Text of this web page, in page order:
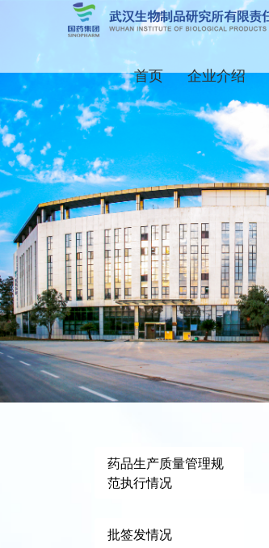
首页 企业介绍
药品生产质量管理规
范执行情况
批签发情况